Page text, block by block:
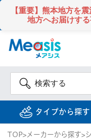
【重要】熊本地方を
地方へお届けす
タイプから探す
TOP メーカーから探す